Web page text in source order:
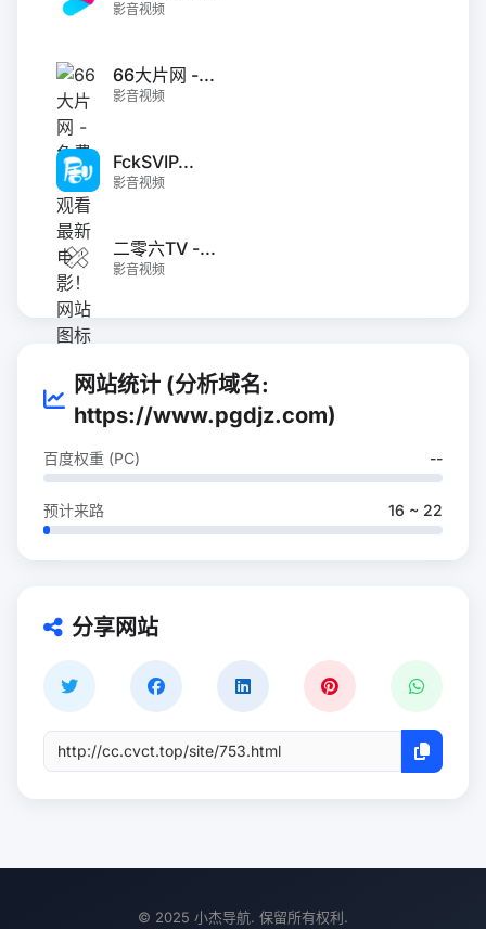
影音视频
66大片网 -...
影音视频
FckSVIP...
影音视频
二零六TV -...
影音视频
网站统计 (分析域名:
https://www.pgdjz.com)
百度权重 (PC) --
预计来路 16 ~ 22
分享网站
© 2025 小杰导航. 保留所有权利.